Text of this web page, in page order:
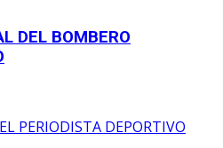
DEL BOMBERO